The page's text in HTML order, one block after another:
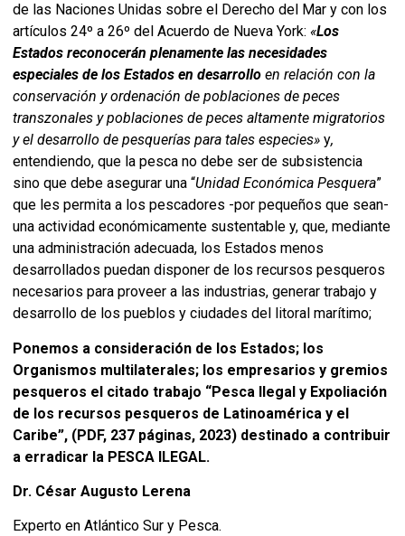
de las Naciones Unidas sobre el Derecho del Mar y con los
artículos 24º a 26º del Acuerdo de Nueva York: «Los
Estados reconocerán plenamente las necesidades
especiales de los Estados en desarrollo en relación con la
conservación y ordenación de poblaciones de peces
transzonales y poblaciones de peces altamente migratorios
y el desarrollo de pesquerías para tales especies» y,
entendiendo, que la pesca no debe ser de subsistencia
sino que debe asegurar una “Unidad Económica Pesquera”
que les permita a los pescadores -por pequeños que sean-
una actividad económicamente sustentable y, que, mediante
una administración adecuada, los Estados menos
desarrollados puedan disponer de los recursos pesqueros
necesarios para proveer a las industrias, generar trabajo y
desarrollo de los pueblos y ciudades del litoral marítimo;
Ponemos a consideración de los Estados; los
Organismos multilaterales; los empresarios y gremios
pesqueros el citado trabajo “Pesca Ilegal y Expoliación
de los recursos pesqueros de Latinoamérica y el
Caribe”, (PDF, 237 páginas, 2023) destinado a contribuir
a erradicar la PESCA ILEGAL.
Dr. César Augusto Lerena
Experto en Atlántico Sur y Pesca.